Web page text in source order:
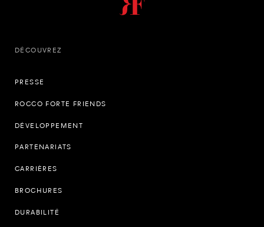
DÉCOUVREZ
PRESSE
ROCCO FORTE FRIENDS
DÉVELOPPEMENT
PARTENARIATS
CARRIÈRES
BROCHURES
DURABILITÉ